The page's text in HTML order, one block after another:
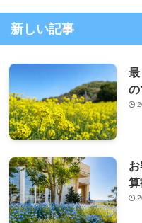
新しい記事
最
の
算